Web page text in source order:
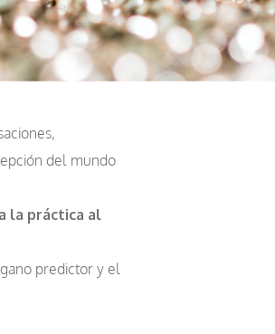
del mundo
la práctica al
predictor y el